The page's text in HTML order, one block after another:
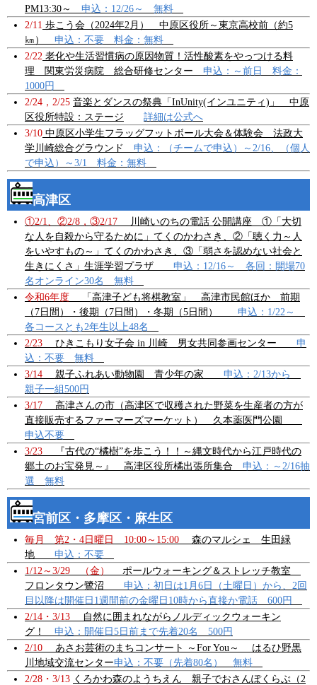
PM13:30～
申込：12/26～ 無料
2/11 歩こう会（2024年2月） 中原区役所～東京高校前（約5
㎞）
申込：不要 料金：無料
2/22 老化や生活習慣病の原因物質！活性酸素をやっつける料
理 関東労災病院 総合研修センター 申込：～前日 料金：
1000円
2/24，2/25 音楽とダンスの祭典「InUnity(インユニティ)」 中原
区役所特設：ステージ
詳細は公式へ
3/10 中原区小学生フラッグフットボール大会＆体験会 法政大
学川崎総合グラウンド
申込：（チームで申込）～2/16、（個人
で申込）～3/1 料金：無料
高津区
①2/1、②2/8，③2/17 川崎いのちの電話 公開講座 ①「大切
な人を自殺から守るために」てくのかわさき、②「聴く力～人
をいやすもの～」てくのかわさき、③「弱さを認めない社会と
生きにくさ」生涯学習プラザ
申込：12/16～ 各回：開場70
名オンライン30名 無料
令和6年度 「高津子ども将棋教室」 高津市民館ほか 前期
（7日間）・後期（7日間）・冬期（5日間）
申込：1/22～
各コースとも2年生以上48名
2/23 ひきこもり女子会 in 川崎 男女共同参画センター
申
込：不要 無料
3/14 親子ふれあい動物園 青少年の家
申込：2/13から
親子一組500円
3/17 高津さんの市（高津区で収穫された野菜を生産者の方が
直接販売するファーマーズマーケット） 久本薬医門公園
申込不要
3/23 『古代の“橘樹”を歩こう！！～縄文時代から江戸時代の
郷土のお宝発見～』 高津区役所橘出張所集合 申込：～2/16抽
選 無料
宮前区・多摩区・麻生区
毎月 第2・4日曜日 10:00～15:00 森のマルシェ 生田緑
地
申込：不要
1/12～3/29 （金）
ポールウォーキング＆ストレッチ教室
フロンタウン鷺沼
申込：初日は1月6日（土曜日）から、2回
目以降は開催日1週間前の金曜日10時から直接か電話 600円
2/14・3/13 自然に囲まれながらノルディックウォーキン
グ！ 申込：開催日5日前まで先着20名 500円
2/10 あさお芸術のまちコンサート ～For You～ はるひ野黒
川地域交流センター申込：不要（先着80名） 無料
2/28・3/13 くろかわ森のようちえん 親子でおさんぽくらぶ（2